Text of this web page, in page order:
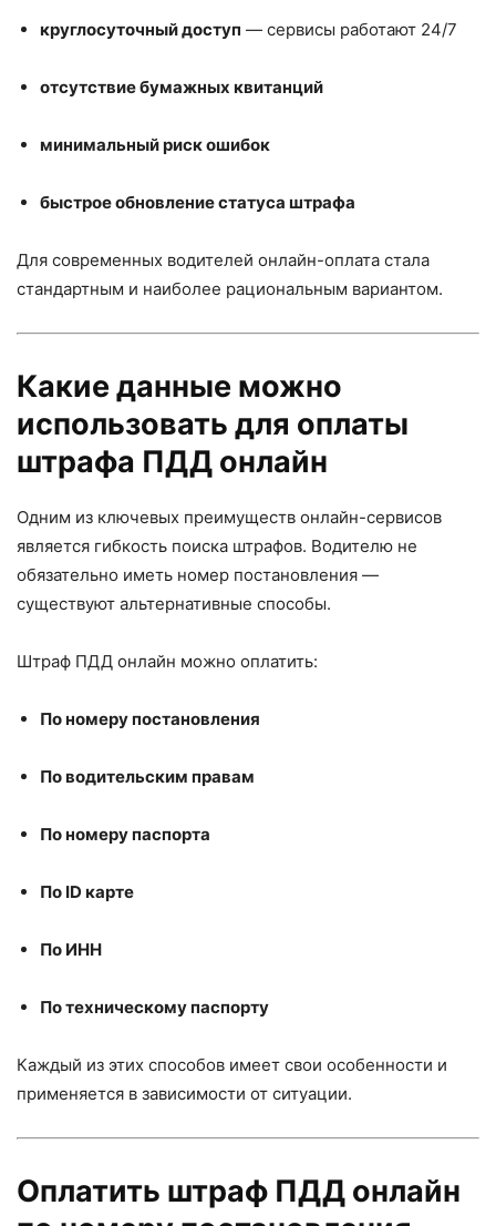
круглосуточный доступ — сервисы работают 24/7
отсутствие бумажных квитанций
минимальный риск ошибок
быстрое обновление статуса штрафа
Для современных водителей онлайн-оплата стала
стандартным и наиболее рациональным вариантом.
Какие данные можно
использовать для оплаты
штрафа ПДД онлайн
Одним из ключевых преимуществ онлайн-сервисов
является гибкость поиска штрафов. Водителю не
обязательно иметь номер постановления —
существуют альтернативные способы.
Штраф ПДД онлайн можно оплатить:
По номеру постановления
По водительским правам
По номеру паспорта
По ID карте
По ИНН
По техническому паспорту
Каждый из этих способов имеет свои особенности и
применяется в зависимости от ситуации.
Оплатить штраф ПДД онлайн